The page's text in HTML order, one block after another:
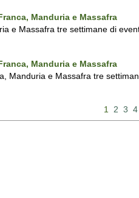
Manduria e Massafra
e Massafra tre settimane di
Manduria e Massafra
Manduria e Massafra tre
1 2 3 4